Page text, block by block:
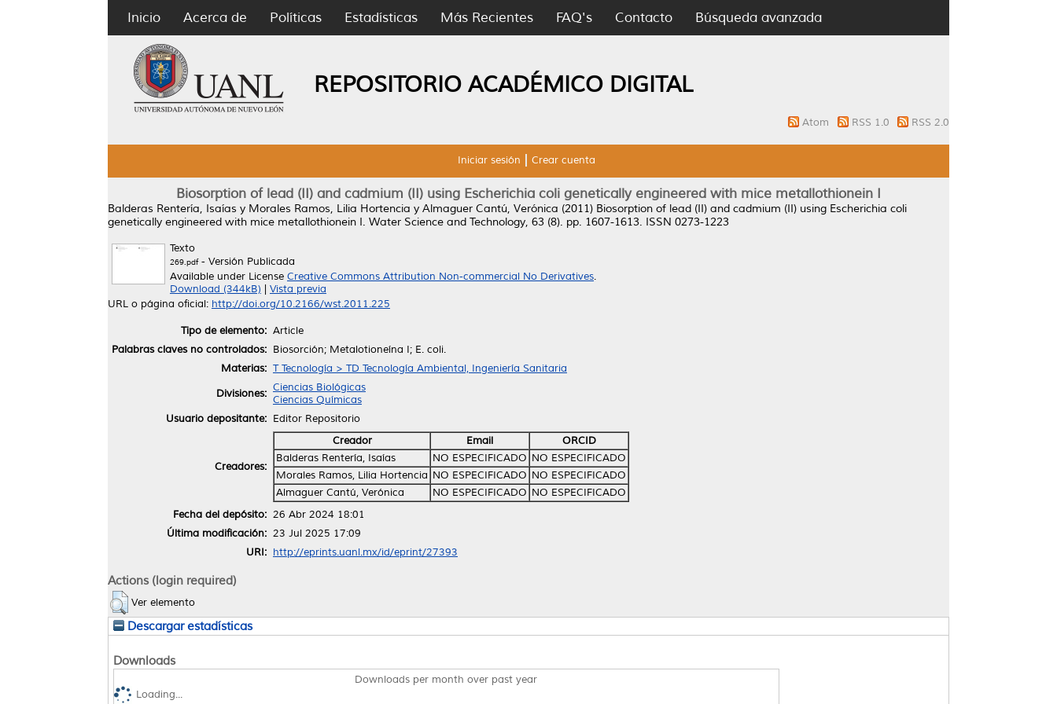
Inicio Acerca de Políticas Estadísticas Más Recientes FAQ's Contacto Búsqueda avanzada
REPOSITORIO ACADÉMICO DIGITAL
Atom RSS 1.0 RSS 2.0
Iniciar sesión Crear cuenta
Biosorption of lead (II) and cadmium (II) using Escherichia coli genetically engineered with mice metallothionein I
Balderas Rentería, Isaías y Morales Ramos, Lilia Hortencia y Almaguer Cantú, Verónica (2011) Biosorption of lead (II) and cadmium (II) using Escherichia coli
genetically engineered with mice metallothionein I. Water Science and Technology, 63 (8). pp. 1607-1613. ISSN 0273-1223
Texto
269.pdf- Versión Publicada
Available under License Creative Commons Attribution Non-commercial No Derivatives.
Download (344kB)
Vista previa
URL o página oficial: http://doi.org/10.2166/wst.2011.225
Tipo de elemento: Article
Palabras claves no controlados: Biosorción; Metalotioneína I; E. coli.
Materias: T Tecnología > TD Tecnología Ambiental, Ingeniería Sanitaria
Divisiones: Ciencias Biológicas
Ciencias Químicas
Usuario depositante: Editor Repositorio
Creadores:
Creador Email
ORCID
Balderas Rentería, Isaías
NO ESPECIFICADO NO ESPECIFICADO
Morales Ramos, Lilia Hortencia NO ESPECIFICADO NO ESPECIFICADO
Almaguer Cantú, Verónica
NO ESPECIFICADO NO ESPECIFICADO
Fecha del depósito: 26 Abr 2024 18:01
Última modificación: 23 Jul 2025 17:09
URI: http://eprints.uanl.mx/id/eprint/27393
Actions (login required)
Ver elemento
Descargar estadísticas
Downloads
Downloads per month over past year
Loading...